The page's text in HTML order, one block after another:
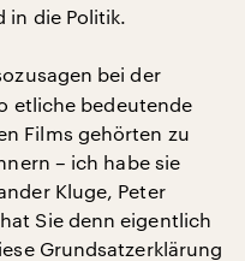
in die Politik.
bei der
etliche bedeutende
Films gehörten zu
– ich habe sie
Kluge, Peter
Sie denn eigentlich
Grundsatzerklärung